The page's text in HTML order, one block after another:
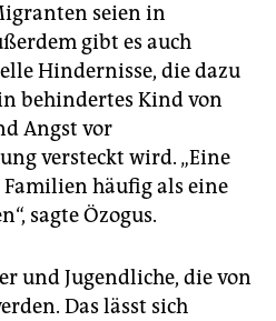
seien in
gibt es auch
Hindernisse, die dazu
behindertes Kind von
Angst vor
versteckt wird. „Eine
häufig als eine
sagte Özogus.
und Jugendliche, die von
Das lässt sich